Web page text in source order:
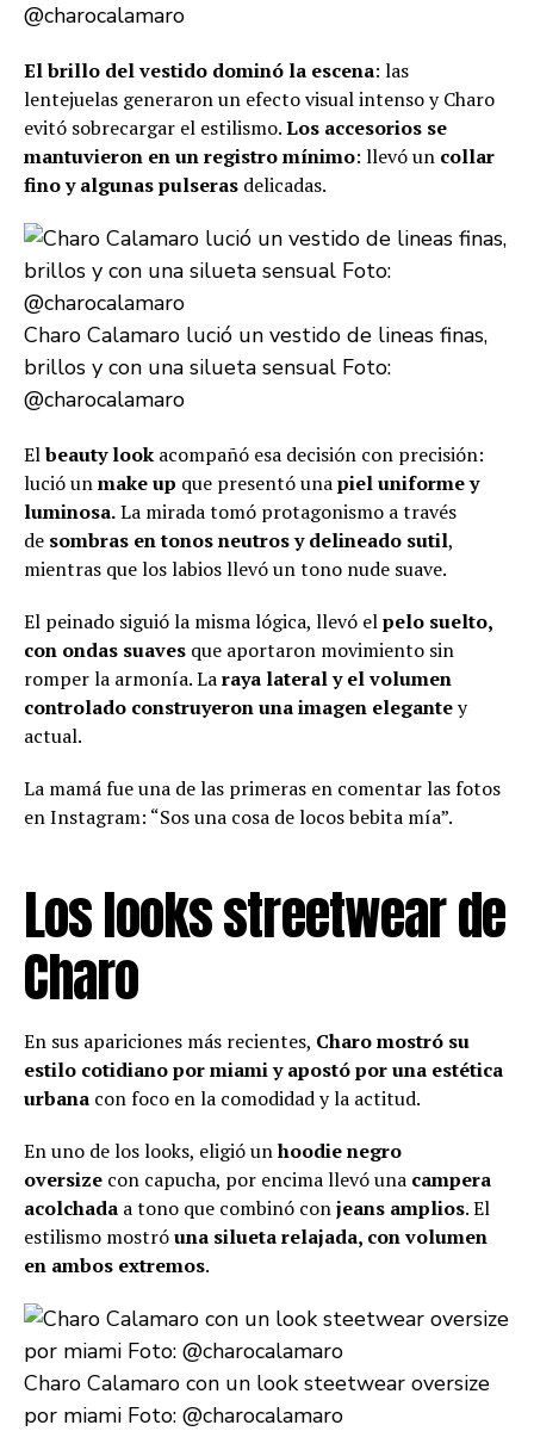
@charocalamaro
El brillo del vestido dominó la escena: las
lentejuelas generaron un efecto visual intenso y Charo
evitó sobrecargar el estilismo.Los accesorios se
mantuvieron en un registro mínimo: llevó un collar
fino y algunas pulseras delicadas.
Charo Calamaro lució un vestido de lineas finas,
brillos y con una silueta sensual Foto:
@charocalamaro
Elbeauty look acompañó esa decisión con precisión:
lució unmake up que presentó unapiel uniforme y
luminosa.La mirada tomó protagonismo a través
de sombras en tonos neutros y delineado sutil,
mientras que los labios llevó un tono nude suave.
El peinado siguió la misma lógica, llevó elpelo suelto,
con ondas suaves que aportaron movimiento sin
romper la armonía. Laraya lateral y el volumen
controlado construyeron una imagen elegantey
actual.
La mamá fue una de las primeras en comentar las fotos
en Instagram: “Sos una cosa de locos bebita mía”.
Los looks streetwear de
Charo
En sus apariciones más recientes, Charo mostró su
estilo cotidiano por miami y apostó por una estética
urbana con foco en la comodidad y la actitud.
En uno de los looks, eligió unhoodie negro
oversize con capucha, por encima llevó una campera
acolchada a tono que combinó conjeans amplios. El
estilismo mostróuna silueta relajada, con volumen
en ambos extremos.
Charo Calamaro con un look steetwear oversize
por miami Foto: @charocalamaro